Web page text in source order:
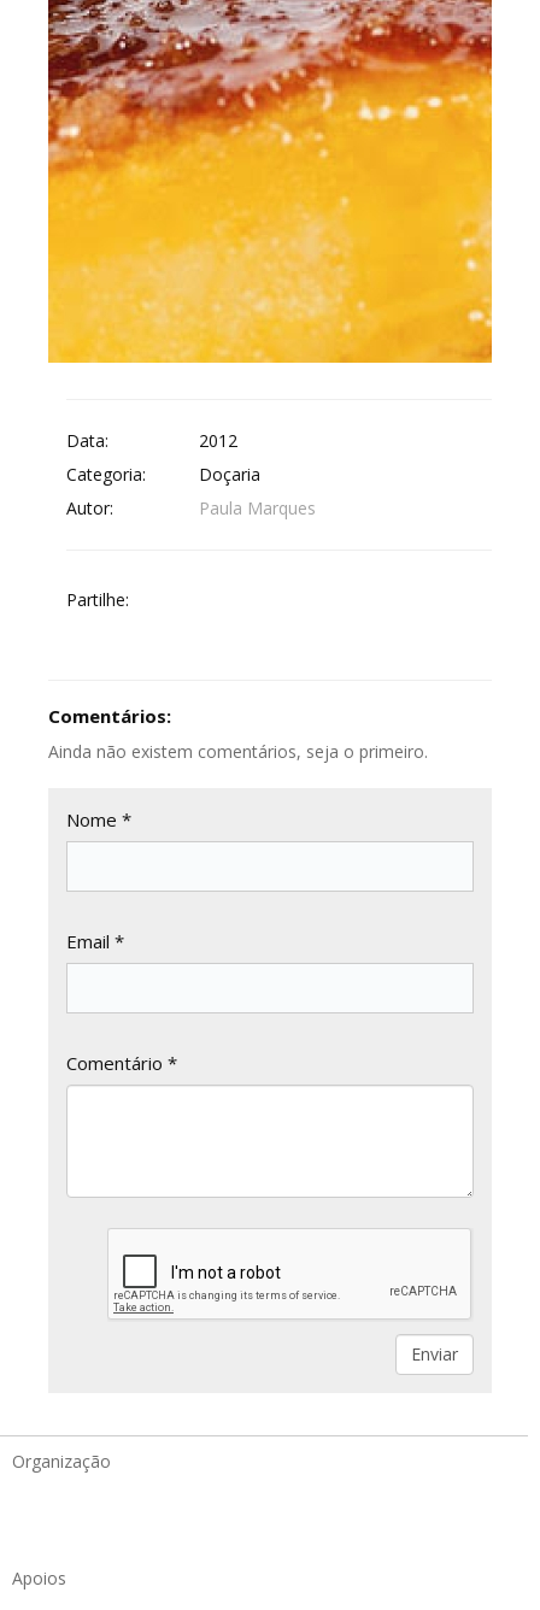
Data:
2012
Categoria:
Doçaria
Autor:
Paula Marques
Partilhe:
Comentários:
Ainda não existem comentários, seja o primeiro.
Nome *
Email *
Comentário *
Organização
Apoios